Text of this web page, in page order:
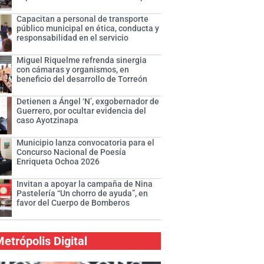
Capacitan a personal de transporte
público municipal en ética, conducta y
responsabilidad en el servicio
Miguel Riquelme refrenda sinergia
con cámaras y organismos, en
beneficio del desarrollo de Torreón
Detienen a Ángel ‘N’, exgobernador de
Guerrero, por ocultar evidencia del
caso Ayotzinapa
Municipio lanza convocatoria para el
Concurso Nacional de Poesía
Enriqueta Ochoa 2026
Invitan a apoyar la campaña de Nina
Pastelería “Un chorro de ayuda”, en
favor del Cuerpo de Bomberos
Digital